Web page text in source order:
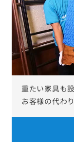
重たい家具も
お客様の代わ